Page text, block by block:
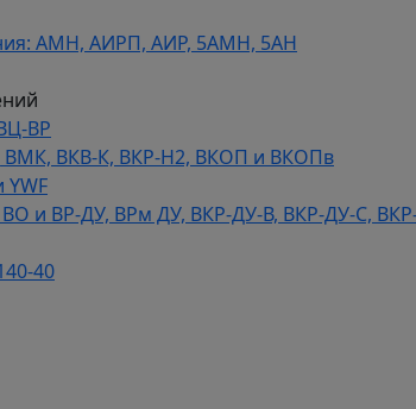
АМН, АИРП, АИР, 5АМН, 5АН
ВР
ВКВ-К, ВКР-Н2, ВКОП и ВКОПв
и ВР-ДУ, ВРм ДУ, ВКР-ДУ-В, ВКР-ДУ-С,
40